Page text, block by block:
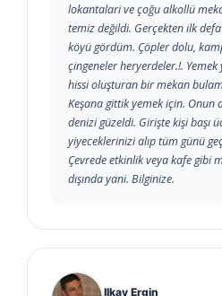
lokantalari ve çoğu alkollü
temiz değildi. Gerçekten ilk
köyü gördüm. Çöpler dolu,
çingeneler heryerdeler.!.
hissi oluşturan bir mekan
Keşana gittik yemek için. Onun
denizi güzeldi. Girişte kişi başı
yiyeceklerinizi alıp tüm günü
Çevrede etkinlik veya kafe gibi
dışında yani. Bilginize.
Ilkay Ergin